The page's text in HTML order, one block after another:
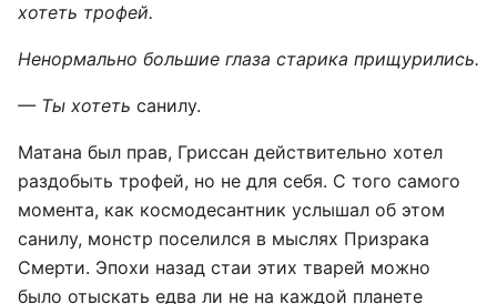
хотеть трофей.
Ненормально большие глаза старика прищурились.
— Ты хотеть санилу.
Матана был прав, Гриссан действительно хотел
раздобыть трофей, но не для себя. С того самого
момента, как космодесантник услышал об этом
санилу, монстр поселился в мыслях Призрака
Смерти. Эпохи назад стаи этих тварей можно
было отыскать едва ли не на каждой планете